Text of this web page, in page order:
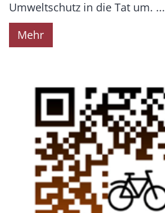
Umweltschutz in die Tat um. ...
Mehr